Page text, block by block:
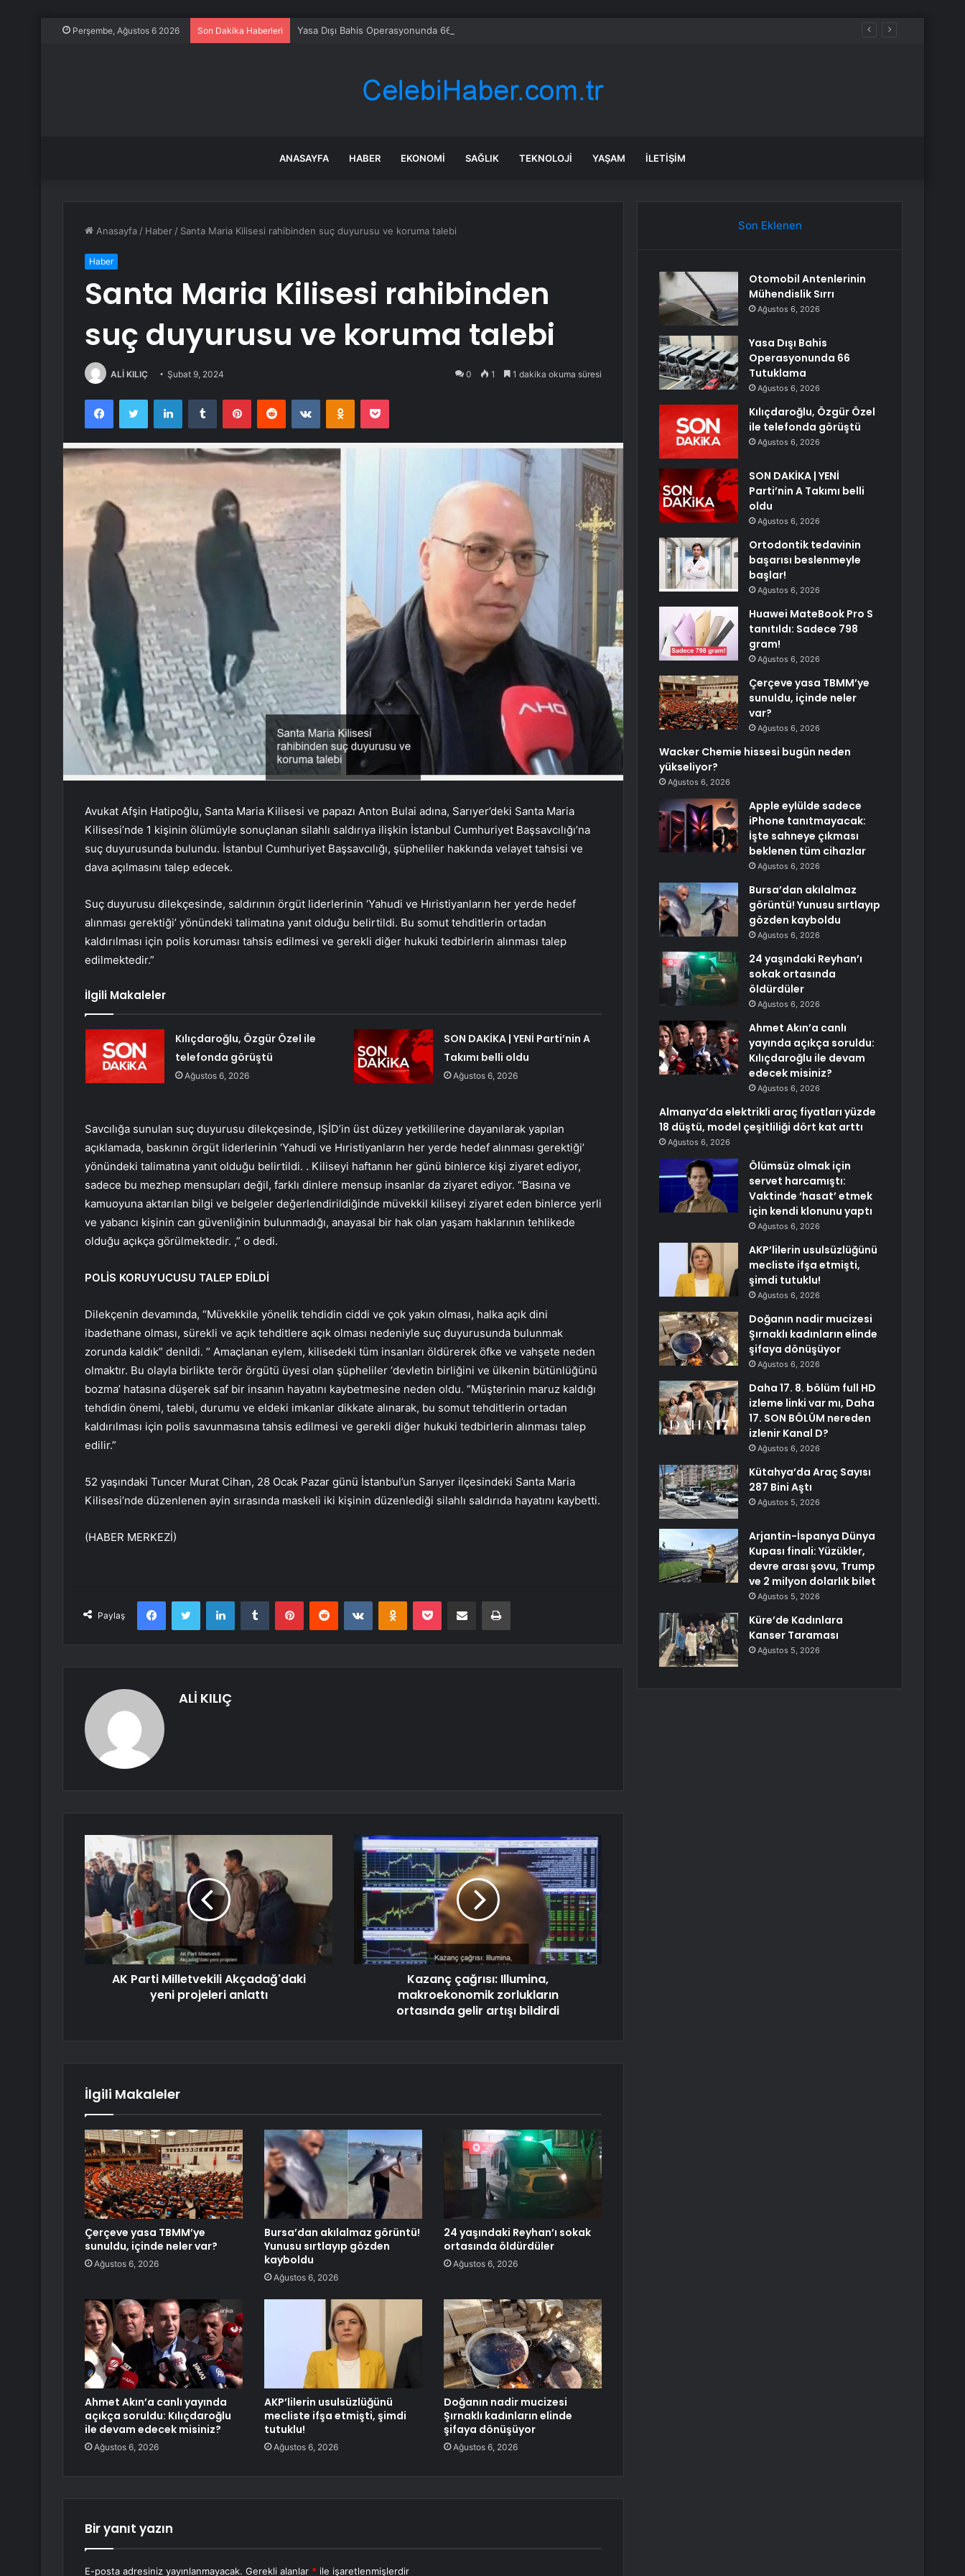
Perşembe, Ağustos 6 2026 Son Dakika Haberleri Yasa Dışı Bahis Operasyonunda 66 Tutuklama
ANASAYFA HABER EKONOMI SAĞLIK TEKNOLOJI YAŞAM İLETIŞIM
Anasayfa / Haber / Santa Maria Kilisesi rahibinden suç duyurusu ve koruma talebi
Haber
Santa Maria Kilisesi rahibinden
suç duyurusu ve koruma talebi
ALİ KILIÇ Şubat 9, 2024 0 1 1 dakika okuma süresi
FacebookTwitter LinkedInTumblr PinterestReddit VKontakteOdnoklassniki
Pocket
Avukat Afşin Hatipoğlu, Santa Maria Kilisesi ve papazı Anton Bulai adına, Sarıyer’deki Santa Maria
Kilisesi’nde 1 kişinin ölümüyle sonuçlanan silahlı saldırıya ilişkin İstanbul Cumhuriyet Başsavcılığı’na
suç duyurusunda bulundu. İstanbul Cumhuriyet Başsavcılığı, şüpheliler hakkında velayet tahsisi ve
dava açılmasını talep edecek.
Suç duyurusu dilekçesinde, saldırının örgüt liderlerinin ‘Yahudi ve Hıristiyanların her yerde hedef
alınması gerektiği’ yönündeki talimatına yanıt olduğu belirtildi. Bu somut tehditlerin ortadan
kaldırılması için polis koruması tahsis edilmesi ve gerekli diğer hukuki tedbirlerin alınması talep
edilmektedir.”
İlgili Makaleler
Kılıçdaroğlu, Özgür Özel ile
telefonda görüştü
Ağustos 6, 2026
SON DAKİKA | YENİ Parti’nin A
Takımı belli oldu
Ağustos 6, 2026
Savcılığa sunulan suç duyurusu dilekçesinde, IŞİD’in üst düzey yetkililerine dayanılarak yapılan
açıklamada, baskının örgüt liderlerinin ‘Yahudi ve Hıristiyanların her yerde hedef alınması gerektiği’
yönündeki talimatına yanıt olduğu belirtildi. . Kiliseyi haftanın her günü binlerce kişi ziyaret ediyor,
sadece bu mezhep mensupları değil, farklı dinlere mensup insanlar da ziyaret ediyor. “Basına ve
kamuoyuna aktarılan bilgi ve belgeler değerlendirildiğinde müvekkil kiliseyi ziyaret eden binlerce yerli
ve yabancı kişinin can güvenliğinin bulunmadığı, anayasal bir hak olan yaşam haklarının tehlikede
olduğu açıkça görülmektedir. ,” o dedi.
POLİS KORUYUCUSU TALEP EDİLDİ
Dilekçenin devamında, “Müvekkile yönelik tehdidin ciddi ve çok yakın olması, halka açık dini
ibadethane olması, sürekli ve açık tehditlere açık olması nedeniyle suç duyurusunda bulunmak
zorunda kaldık” denildi. ” Amaçlanan eylem, kilisedeki tüm insanları öldürerek öfke ve vahşete neden
olmaktır. Bu olayla birlikte terör örgütü üyesi olan şüpheliler ‘devletin birliğini ve ülkenin bütünlüğünü
bozma’ hatasına düşerek saf bir insanın hayatını kaybetmesine neden oldu. “Müşterinin maruz kaldığı
tehdidin önemi, talebi, durumu ve eldeki imkanlar dikkate alınarak, bu somut tehditlerin ortadan
kaldırılması için polis savunmasına tahsis edilmesi ve gerekli diğer hukuki tedbirlerin alınması talep
edilir.”
52 yaşındaki Tuncer Murat Cihan, 28 Ocak Pazar günü İstanbul’un Sarıyer ilçesindeki Santa Maria
Kilisesi’nde düzenlenen ayin sırasında maskeli iki kişinin düzenlediği silahlı saldırıda hayatını kaybetti.
(HABER MERKEZİ)
Paylaş
FacebookTwitter LinkedInTumblr PinterestReddit VKontakteOdnoklassniki
Pocket E-Posta ile paylaş Yazdır
ALİ KILIÇ
AK Parti Milletvekili Akçadağ'daki
yeni projeleri anlattı
Kazanç çağrısı: Illumina,
makroekonomik zorlukların
ortasında gelir artışı bildirdi
İlgili Makaleler
Çerçeve yasa TBMM’ye
sunuldu, içinde neler var?
Ağustos 6, 2026
Bursa’dan akılalmaz görüntü!
Yunusu sırtlayıp gözden
kayboldu
Ağustos 6, 2026
24 yaşındaki Reyhan’ı sokak
ortasında öldürdüler
Ağustos 6, 2026
Ahmet Akın’a canlı yayında
açıkça soruldu: Kılıçdaroğlu
ile devam edecek misiniz?
Ağustos 6, 2026
AKP’lilerin usulsüzlüğünü
mecliste ifşa etmişti, şimdi
tutuklu!
Ağustos 6, 2026
Doğanın nadir mucizesi
Şırnaklı kadınların elinde
şifaya dönüşüyor
Ağustos 6, 2026
Bir yanıt yazın
E-posta adresiniz yayınlanmayacak. Gerekli alanlar * ile işaretlenmişlerdir
Son Eklenen
Otomobil Antenlerinin
Mühendislik Sırrı
Ağustos 6, 2026
Yasa Dışı Bahis
Operasyonunda 66
Tutuklama
Ağustos 6, 2026
Kılıçdaroğlu, Özgür Özel
ile telefonda görüştü
Ağustos 6, 2026
SON DAKİKA | YENİ
Parti’nin A Takımı belli
oldu
Ağustos 6, 2026
Ortodontik tedavinin
başarısı beslenmeyle
başlar!
Ağustos 6, 2026
Huawei MateBook Pro S
tanıtıldı: Sadece 798
gram!
Ağustos 6, 2026
Çerçeve yasa TBMM’ye
sunuldu, içinde neler
var?
Ağustos 6, 2026
Wacker Chemie hissesi bugün neden
yükseliyor?
Ağustos 6, 2026
Apple eylülde sadece
iPhone tanıtmayacak:
İşte sahneye çıkması
beklenen tüm cihazlar
Ağustos 6, 2026
Bursa’dan akılalmaz
görüntü! Yunusu sırtlayıp
gözden kayboldu
Ağustos 6, 2026
24 yaşındaki Reyhan’ı
sokak ortasında
öldürdüler
Ağustos 6, 2026
Ahmet Akın’a canlı
yayında açıkça soruldu:
Kılıçdaroğlu ile devam
edecek misiniz?
Ağustos 6, 2026
Almanya’da elektrikli araç fiyatları yüzde
18 düştü, model çeşitliliği dört kat arttı
Ağustos 6, 2026
Ölümsüz olmak için
servet harcamıştı:
Vaktinde ‘hasat’ etmek
için kendi klonunu yaptı
Ağustos 6, 2026
AKP’lilerin usulsüzlüğünü
mecliste ifşa etmişti,
şimdi tutuklu!
Ağustos 6, 2026
Doğanın nadir mucizesi
Şırnaklı kadınların elinde
şifaya dönüşüyor
Ağustos 6, 2026
Daha 17. 8. bölüm full HD
izleme linki var mı, Daha
17. SON BÖLÜM nereden
izlenir Kanal D?
Ağustos 6, 2026
Kütahya’da Araç Sayısı
287 Bini Aştı
Ağustos 5, 2026
Arjantin-İspanya Dünya
Kupası finali: Yüzükler,
devre arası şovu, Trump
ve 2 milyon dolarlık bilet
Ağustos 5, 2026
Küre’de Kadınlara
Kanser Taraması
Ağustos 5, 2026